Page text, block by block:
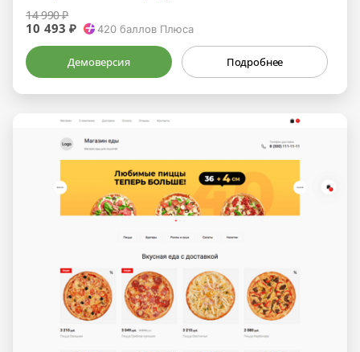
14 990 ₽
10 493 ₽ 420баллов Плюса
Демоверсия Подробнее